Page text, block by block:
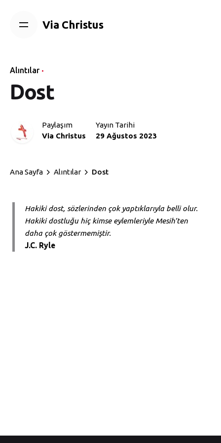
content
Via Christus
Alıntılar
Dost
Paylaşım
Via Christus
Yayın Tarihi
29 Ağustos 2023
Ana Sayfa Alıntılar Dost
Hakiki dost, sözlerinden çok yaptıklarıyla belli olur.
Hakiki dostluğu hiç kimse eylemleriyle Mesih’ten
daha çok göstermemiştir.
J.C. Ryle